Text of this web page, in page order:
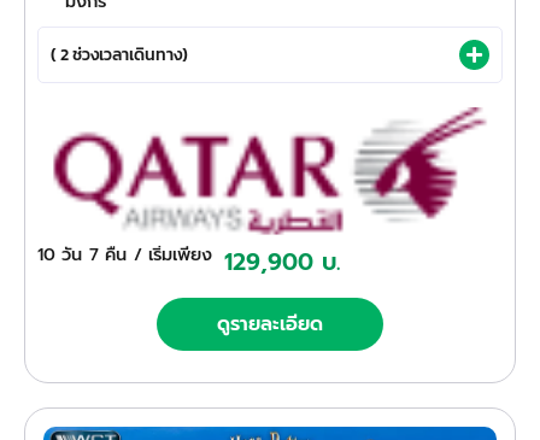
( 2 ช่วงเวลาเดินทาง)
10 วัน 7 คืน / เริ่มเพียง 129,900 บ.
ดูรายละเอียด